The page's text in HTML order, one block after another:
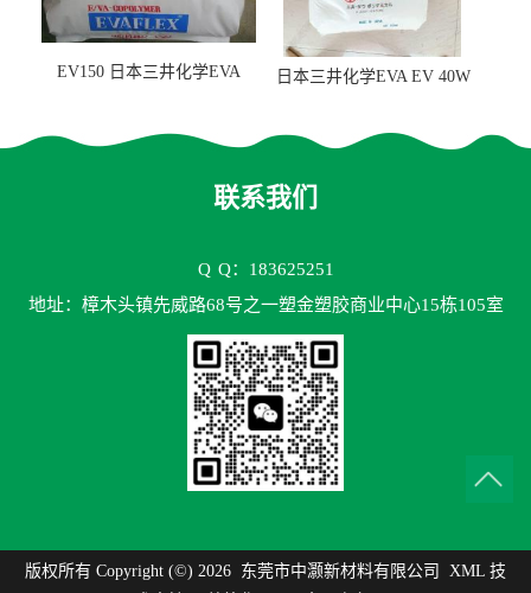
EV150 日本三井化学EVA
日本三井化学EVA EV 40W
联系我们
Q Q：183625251
地址：樟木头镇先威路68号之一塑金塑胶商业中心15栋105室
版权所有 Copyright (©) 2026 东莞市中灏新材料有限公司 XML 技